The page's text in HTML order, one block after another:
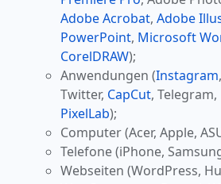
Adobe Acrobat, Adobe
PowerPoint, Microsoft
CorelDRAW);
Anwendungen (Instagram
Twitter, CapCut,
PixelLab);
Computer (Acer, Apple,
Telefone (iPhone,
Webseiten (WordPress,